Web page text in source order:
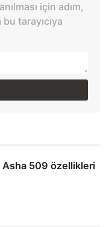
için adım,
tarayıcıya
509 özellikleri